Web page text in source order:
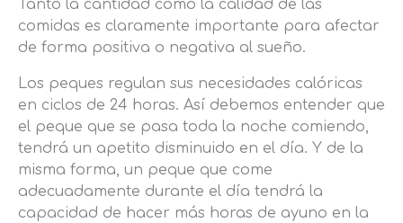
Tanto la cantidad como la calidad de las
comidas es claramente importante para afectar
de forma positiva o negativa al sueño.
Los peques regulan sus necesidades calóricas
en ciclos de 24 horas. Así debemos entender que
el peque que se pasa toda la noche comiendo,
tendrá un apetito disminuido en el día. Y de la
misma forma, un peque que come
adecuadamente durante el día tendrá la
capacidad de hacer más horas de ayuno en la